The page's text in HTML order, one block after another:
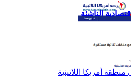
الناشئة
أمريكا اللاتينية